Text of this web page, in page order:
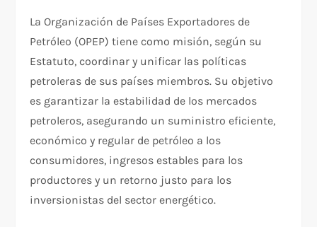
La Organización de Países Exportadores de
Petróleo (OPEP) tiene como misión, según su
Estatuto, coordinar y unificar las políticas
petroleras de sus países miembros. Su objetivo
es garantizar la estabilidad de los mercados
petroleros, asegurando un suministro eficiente,
económico y regular de petróleo a los
consumidores, ingresos estables para los
productores y un retorno justo para los
inversionistas del sector energético.